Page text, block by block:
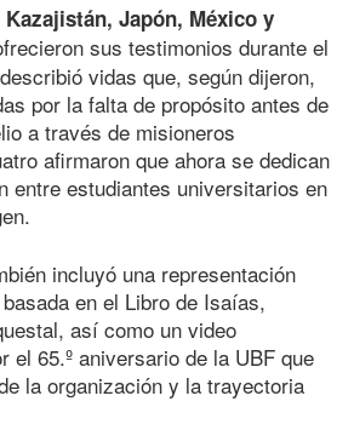
Kazajistán, Japón, México y
sus testimonios durante el
vidas que, según dijeron,
por la falta de propósito antes de
a través de misioneros
afirmaron que ahora se dedican
entre estudiantes universitarios en
incluyó una representación
en el Libro de Isaías,
así como un video
el 65.º aniversario de la UBF que
la organización y la trayectoria